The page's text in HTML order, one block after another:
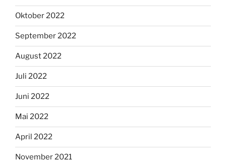
Oktober 2022
September 2022
August 2022
Juli 2022
Juni 2022
Mai 2022
April 2022
November 2021